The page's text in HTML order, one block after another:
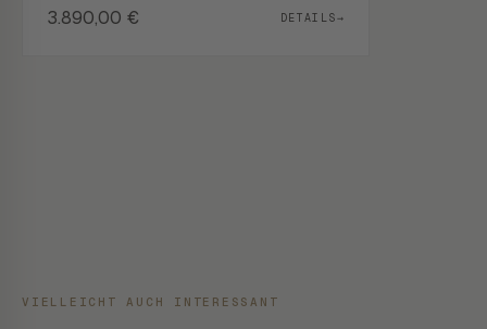
3.890,00 € DETAILS→
VIELLEICHT AUCH INTERESSANT